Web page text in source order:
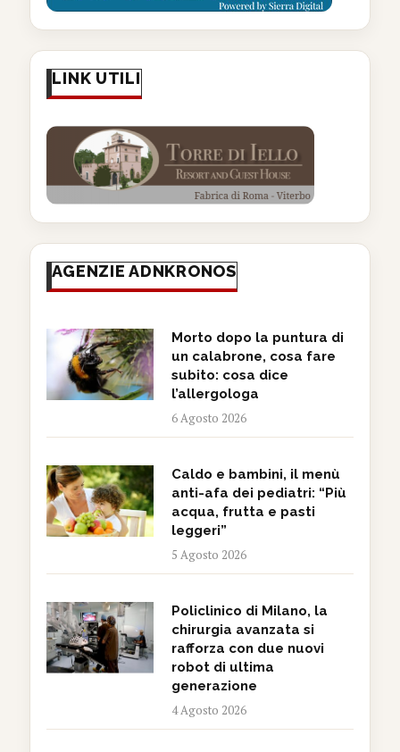
LINK UTILI
AGENZIE ADNKRONOS
Morto dopo la puntura di
un calabrone, cosa fare
subito: cosa dice
l’allergologa
6 Agosto 2026
Caldo e bambini, il menù
anti-afa dei pediatri: “Più
acqua, frutta e pasti
leggeri”
5 Agosto 2026
Policlinico di Milano, la
chirurgia avanzata si
rafforza con due nuovi
robot di ultima
generazione
4 Agosto 2026